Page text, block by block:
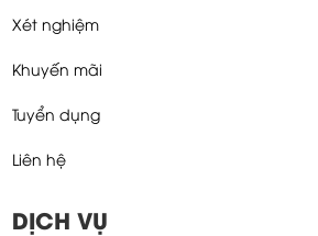
Xét nghiệm
Khuyến mãi
Tuyển dụng
Liên hệ
DỊCH VỤ